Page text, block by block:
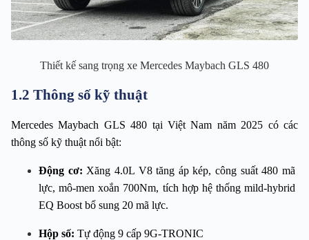
Thiết kế sang trọng xe Mercedes Maybach GLS 480
1.2 Thông số kỹ thuật
Mercedes Maybach GLS 480 tại Việt Nam năm 2025 có các
thông số kỹ thuật nổi bật:
Động cơ: Xăng 4.0L V8 tăng áp kép, công suất 480 mã
lực, mô-men xoắn 700Nm, tích hợp hệ thống mild-hybrid
EQ Boost bổ sung 20 mã lực.
Hộp số: Tự động 9 cấp 9G-TRONIC